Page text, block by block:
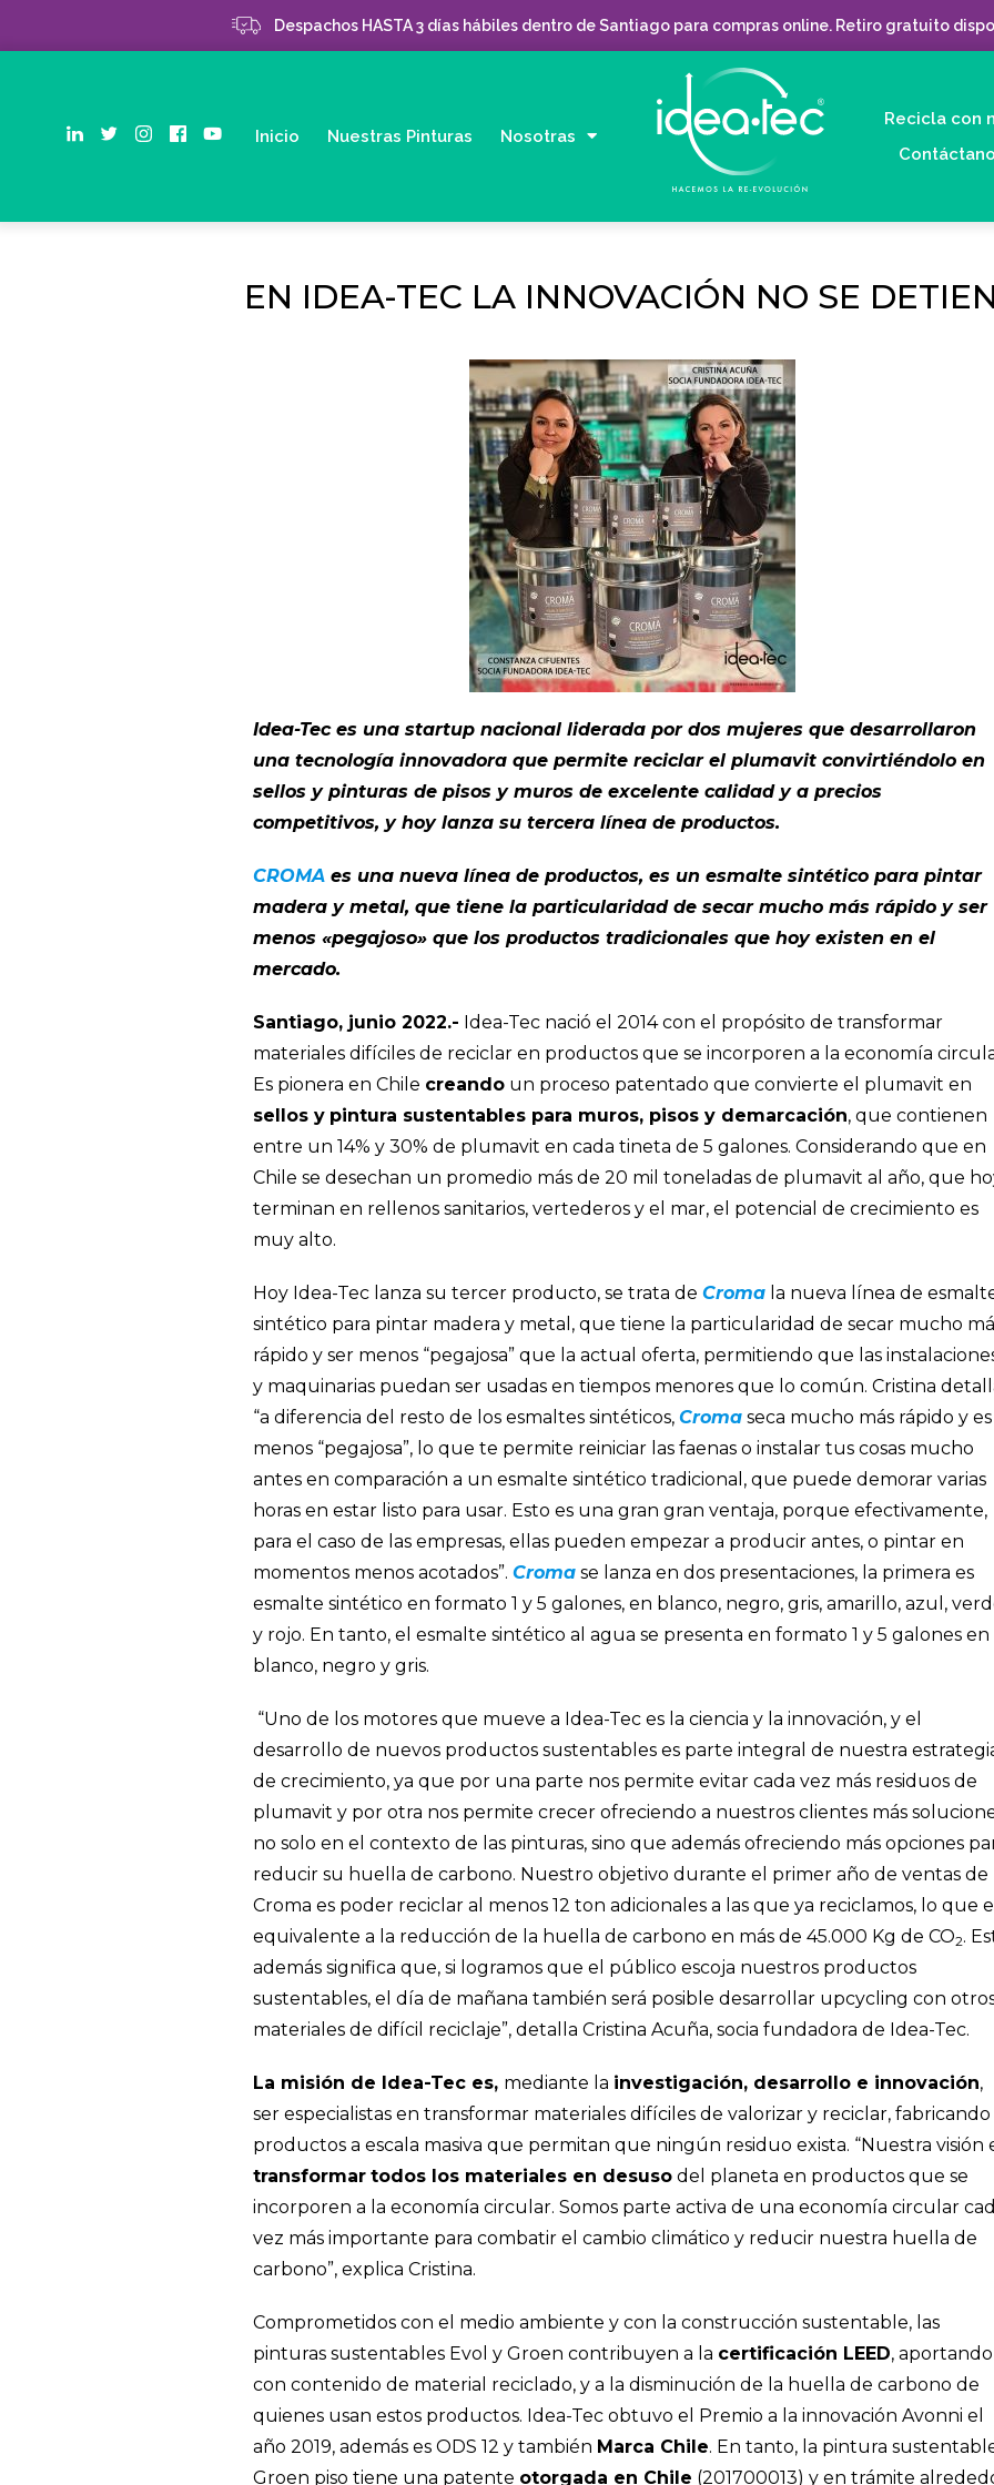
Despachos HASTA 3 días hábiles dentro de Santiago para compras online. Retiro gratuito
Inicio Nuestras Pinturas Nosotras
Recicla con
EN IDEA-TEC LA INNOVACIÓN NO SE
Idea-Tec es una startup nacional liderada por dos mujeres que desarrollaron
una tecnología innovadora que permite reciclar el plumavit convirtiéndolo en
sellos y pinturas de pisos y muros de excelente calidad y a precios
competitivos, y hoy lanza su tercera línea de productos.
CROMA es una nueva línea de productos, es un esmalte sintético para pintar
madera y metal, que tiene la particularidad de secar mucho más rápido y ser
menos «pegajoso» que los productos tradicionales que hoy existen en el
mercado.
Santiago, junio 2022.- Idea-Tec nació el 2014 con el propósito de transformar
materiales difíciles de reciclar en productos que se incorporen a la economía
Es pionera en Chile creando un proceso patentado que convierte el plumavit en
sellos y pintura sustentables para muros, pisos y demarcación, que contienen
entre un 14% y 30% de plumavit en cada tineta de 5 galones. Considerando que en
Chile se desechan un promedio más de 20 mil toneladas de plumavit al año, que
terminan en rellenos sanitarios, vertederos y el mar, el potencial de crecimiento es
muy alto.
Hoy Idea-Tec lanza su tercer producto, se trata de Croma la nueva línea de
sintético para pintar madera y metal, que tiene la particularidad de secar mucho
rápido y ser menos “pegajosa” que la actual oferta, permitiendo que las
y maquinarias puedan ser usadas en tiempos menores que lo común. Cristina
“a diferencia del resto de los esmaltes sintéticos, Croma seca mucho más rápido y es
menos “pegajosa”, lo que te permite reiniciar las faenas o instalar tus cosas mucho
antes en comparación a un esmalte sintético tradicional, que puede demorar varias
horas en estar listo para usar. Esto es una gran gran ventaja, porque efectivamente,
para el caso de las empresas, ellas pueden empezar a producir antes, o pintar en
momentos menos acotados”. Croma se lanza en dos presentaciones, la primera es
esmalte sintético en formato 1 y 5 galones, en blanco, negro, gris, amarillo, azul,
y rojo. En tanto, el esmalte sintético al agua se presenta en formato 1 y 5 galones en
blanco, negro y gris.
“Uno de los motores que mueve a Idea-Tec es la ciencia y la innovación, y el
desarrollo de nuevos productos sustentables es parte integral de nuestra
de crecimiento, ya que por una parte nos permite evitar cada vez más residuos de
plumavit y por otra nos permite crecer ofreciendo a nuestros clientes más
no solo en el contexto de las pinturas, sino que además ofreciendo más opciones
reducir su huella de carbono. Nuestro objetivo durante el primer año de ventas de
Croma es poder reciclar al menos 12 ton adicionales a las que ya reciclamos, lo que
equivalente a la reducción de la huella de carbono en más de 45.000 Kg de CO2.
además significa que, si logramos que el público escoja nuestros productos
sustentables, el día de mañana también será posible desarrollar upcycling con
materiales de difícil reciclaje”, detalla Cristina Acuña, socia fundadora de Idea-Tec.
La misión de Idea-Tec es, mediante la investigación, desarrollo e innovación,
ser especialistas en transformar materiales difíciles de valorizar y reciclar, fabricando
productos a escala masiva que permitan que ningún residuo exista. “Nuestra visión
transformar todos los materiales en desuso del planeta en productos que se
incorporen a la economía circular. Somos parte activa de una economía circular
vez más importante para combatir el cambio climático y reducir nuestra huella de
carbono”, explica Cristina.
Comprometidos con el medio ambiente y con la construcción sustentable, las
pinturas sustentables Evol y Groen contribuyen a la certificación LEED, aportando
con contenido de material reciclado, y a la disminución de la huella de carbono de
quienes usan estos productos. Idea-Tec obtuvo el Premio a la innovación Avonni el
año 2019, además es ODS 12 y también Marca Chile. En tanto, la pintura
Groen piso tiene una patente otorgada en Chile (201700013) y en trámite